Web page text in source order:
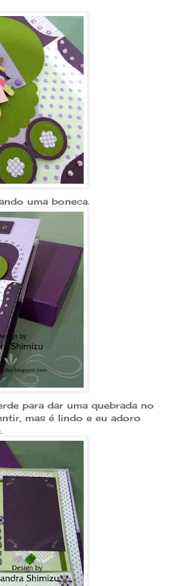
uma boneca.
para dar uma quebrada no
mas é lindo e eu adoro